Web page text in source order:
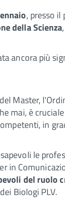
, presso
della Scienza
ancora più
Master,
mai, è
in
le
in
del
Biologi PLV.